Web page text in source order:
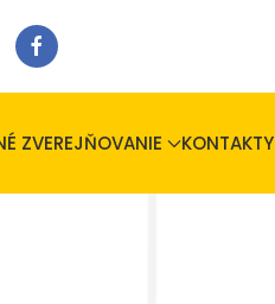
ZVEREJŇOVANIE KONTAKTY